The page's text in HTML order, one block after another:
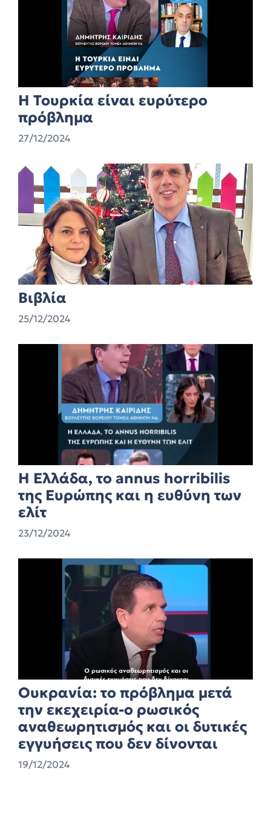
Η Τουρκία είναι ευρύτερο
πρόβλημα
27/12/2024
Βιβλία
25/12/2024
Η Ελλάδα, το annus horribilis
της Ευρώπης και η ευθύνη των
ελίτ
23/12/2024
Ουκρανία: το πρόβλημα μετά
την εκεχειρία-ο ρωσικός
αναθεωρητισμός και οι δυτικές
εγγυήσεις που δεν δίνονται
19/12/2024